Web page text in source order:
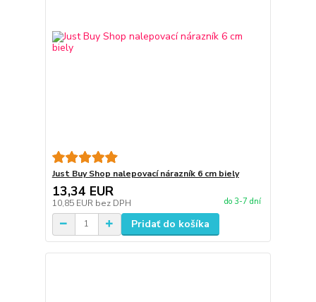
Just Buy Shop nalepovací nárazník 6 cm biely
13,34 EUR
10,85 EUR bez DPH do 3-7 dní
Pridať do košíka